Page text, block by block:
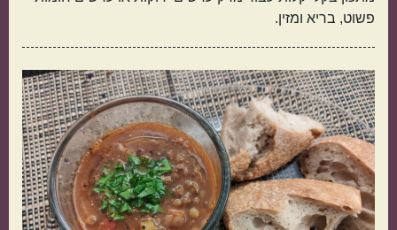
פשוט, בריא ומזין.
תפוחי אדמה אורז